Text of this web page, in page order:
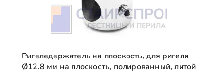
Ригеледержатель на плоскость, для ригеля
Ø12.8 мм на плоскость, полированный, литой